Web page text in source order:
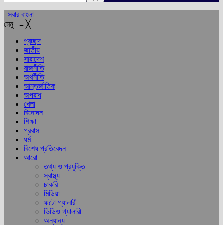
সবার বাংলা
মেনু ≡ ╳
প্রচ্ছদ
জাতীয়
সারাদেশ
রাজনীতি
অর্থনীতি
আন্তর্জাতিক
অপরাধ
খেলা
বিনোদন
শিক্ষা
প্রবাস
ধর্ম
বিশেষ প্রতিবেদন
আরো
তথ্য ও প্রযুক্তি
স্বাস্থ্য
চাকরি
মিডিয়া
ফটো গ্যালারী
ভিডিও গ্যালারী
অন্যান্য